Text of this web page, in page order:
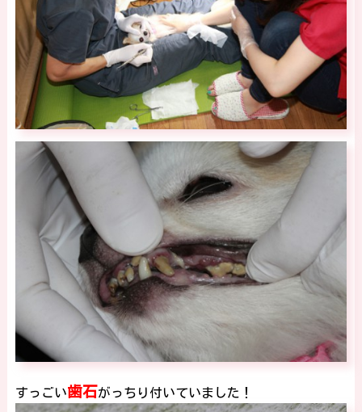
すっごい歯石がっちり付いていました！